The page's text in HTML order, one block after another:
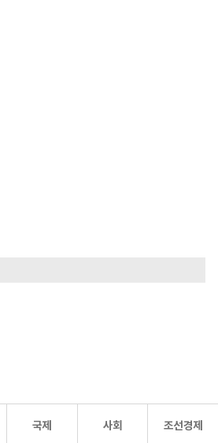
국제 사회 조선경제